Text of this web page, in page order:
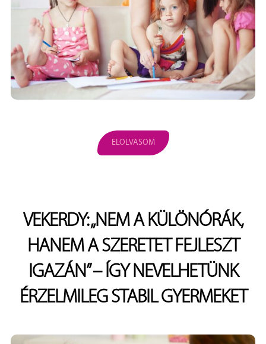
ELOLVASOM
VEKERDY: „NEM A KÜLÖNÓRÁK,
HANEM A SZERETET FEJLESZT
IGAZÁN” – ÍGY NEVELHETÜNK
ÉRZELMILEG STABIL GYERMEKET